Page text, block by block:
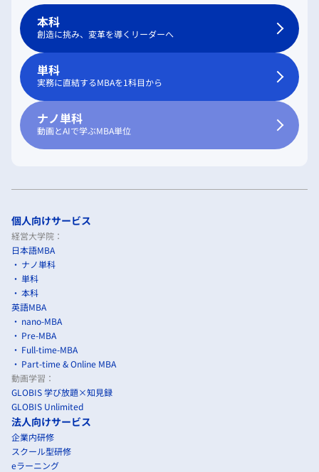
本科
創造に挑み、変革を導くリーダーへ
単科
実務に直結するMBAを1科目から
ナノ単科
動画とAIで学ぶMBA単位
個人向けサービス
経営大学院：
日本語MBA
ナノ単科
単科
本科
英語MBA
nano-MBA
Pre-MBA
Full-time-MBA
Part-time & Online MBA
動画学習：
GLOBIS 学び放題×知見録
GLOBIS Unlimited
法人向けサービス
企業内研修
スクール型研修
eラーニング